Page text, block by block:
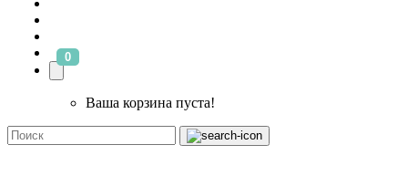
0
Ваша корзина пуста!